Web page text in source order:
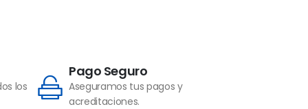
los
Pago Seguro
Aseguramos tus pagos y
acreditaciones.